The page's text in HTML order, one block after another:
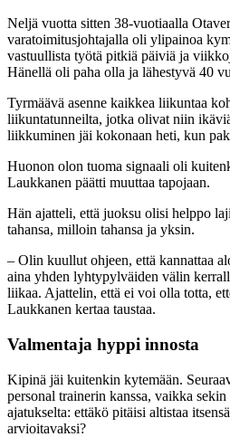
Neljä vuotta sitten 38-vuotiaalla
varatoimitusjohtajalla oli ylipainoa
vastuullista työtä pitkiä päiviä ja
Hänellä oli paha olla ja lähestyvä 40
Tyrmäävä asenne kaikkea liikuntaa
liikuntatunneilta, jotka olivat niin
liikkuminen jäi kokonaan heti, kun
Huonon olon tuoma signaali oli
Laukkanen päätti muuttaa tapojaan.
Hän ajatteli, että juoksu olisi helppo
tahansa, milloin tahansa ja yksin.
– Olin kuullut ohjeen, että kannattaa
aina yhden lyhtypylväiden välin
liikaa. Ajattelin, että ei voi olla totta,
Laukkanen kertaa taustaa.
Valmentaja hyppi innosta
Kipinä jäi kuitenkin kytemään.
personal trainerin kanssa, vaikka
ajatukselta: ettäkö pitäisi altistaa
arvioitavaksi?